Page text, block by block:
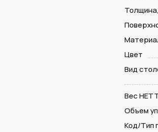
Цвет
Вид
Вес
Объем
Код/Тип